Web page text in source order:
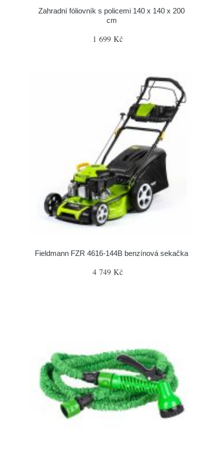
Zahradní fóliovník s policemi 140 x 140 x 200
cm
1 699 Kč
Fieldmann FZR 4616-144B benzínová sekačka
4 749 Kč